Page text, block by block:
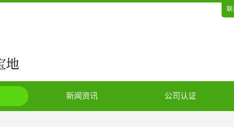
联
新闻资讯 公司认证